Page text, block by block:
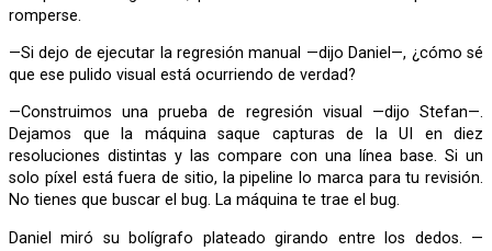
romperse.
—Si dejo de ejecutar la regresión manual —dijo Daniel—, ¿cómo sé
que ese pulido visual está ocurriendo de verdad?
—Construimos una prueba de regresión visual —dijo Stefan—.
Dejamos que la máquina saque capturas de la UI en diez
resoluciones distintas y las compare con una línea base. Si un
solo píxel está fuera de sitio, la pipeline lo marca para tu revisión.
No tienes que buscar el bug. La máquina te trae el bug.
Daniel miró su bolígrafo plateado girando entre los dedos. —